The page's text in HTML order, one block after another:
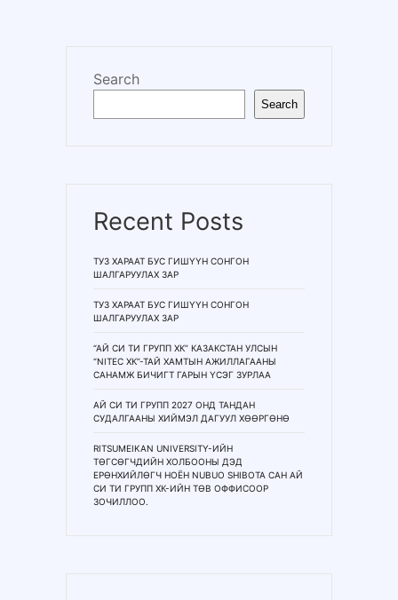
Search
Search
Recent Posts
ТУЗ ХАРААТ БУС ГИШҮҮН СОНГОН
ШАЛГАРУУЛАХ ЗАР
ТУЗ ХАРААТ БУС ГИШҮҮН СОНГОН
ШАЛГАРУУЛАХ ЗАР
“АЙ СИ ТИ ГРУПП ХК” КАЗАКСТАН УЛСЫН
“NITEC ХК”-ТАЙ ХАМТЫН АЖИЛЛАГААНЫ
САНАМЖ БИЧИГТ ГАРЫН ҮСЭГ ЗУРЛАА
АЙ СИ ТИ ГРУПП 2027 ОНД ТАНДАН
СУДАЛГААНЫ ХИЙМЭЛ ДАГУУЛ ХӨӨРГӨНӨ
RITSUMEIKAN UNIVERSITY-ИЙН
ТӨГСӨГЧДИЙН ХОЛБООНЫ ДЭД
ЕРӨНХИЙЛӨГЧ НОЁН NUBUO SHIBOTA САН АЙ
СИ ТИ ГРУПП ХК-ИЙН ТӨВ ОФФИСООР
ЗОЧИЛЛОО.